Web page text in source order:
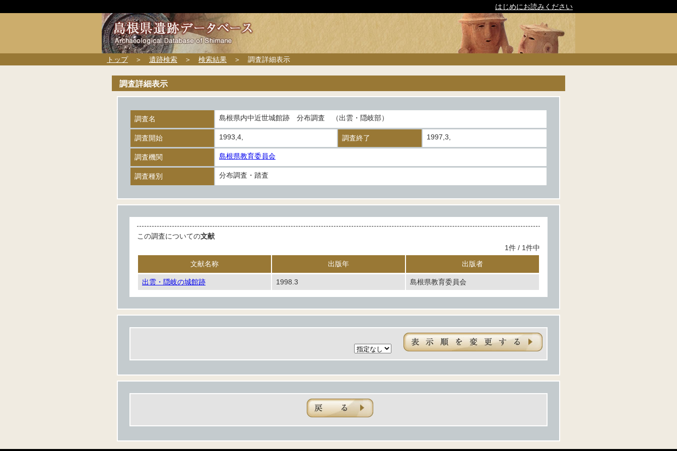
はじめにお読みください
トップ＞ 遺跡検索 ＞ 検索結果 ＞ 調査詳細表示
調査詳細表示
調査名 島根県内中近世城館跡 分布調査 （出雲・隠岐部）
調査開始 1993,4, 調査終了 1997,3,
調査機関 島根県教育委員会
調査種別 分布調査・踏査
この調査についての文献
1件 / 1件中
文献名称
出版年 出版者
出雲・隠岐の城館跡 1998.3 島根県教育委員会